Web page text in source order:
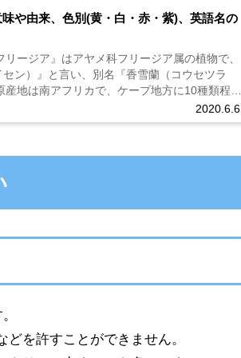
や由来、色別(黄・白・赤・紫)、英語名の
2020.6.6
ージア』はアヤメ科フリージア属の植物で、
ン）』と言い、別名『香雪蘭（コウセツラ
地は南アフリカで、ケープ地方に10種類程度
種として『フリージア・レフラクタ』『フリー
を許すことができません。